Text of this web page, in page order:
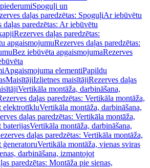
Spoguļi un
daļas paredzētas: SpoguļiAr iebūvētu
daļas paredzētas: Ar iebūvētu
Rezerves daļas paredzētas:
apgaismojumuRezerves daļas paredzētas:
Bez iebūvēta apgaismojumaRezerves
Apgaismojuma elementiPapildu
MaisītājiIzlietnes maisītājiRezerves daļas
Vertikāla montāža, darbināšana,
daļas paredzētas: Vertikāla montāža,
elektrotīkluVertikāla montāža, darbināšana,
daļas paredzētas: Vertikāla montāža,
baterijasVertikāla montāža, darbināšana,
daļas paredzētas: Vertikāla montāža,
ģeneratoruVertikāla montāža, vienas sviras
darbināšana, izmantojot
paredzētas: Montāža pie sienas,